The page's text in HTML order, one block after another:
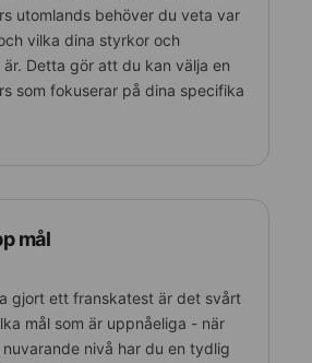
utomlands behöver du veta var
vilka dina styrkor och
Detta gör att du kan välja en
som fokuserar på dina specifika
mål
gjort ett franskatest är det svårt
mål som är uppnåeliga - när
nivå har du en tydlig